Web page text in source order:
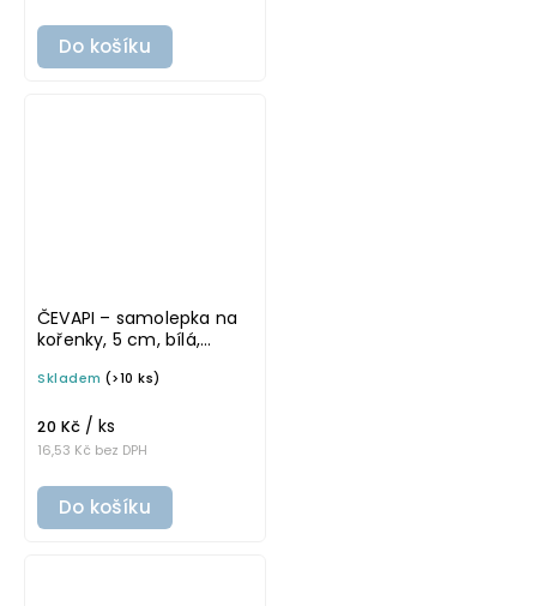
Do košíku
ČEVAPI – samolepka na
kořenky, 5 cm, bílá,
Skladem (>10 ks)
16,53 Kč bez DPH
20 Kč / ks
Do košíku